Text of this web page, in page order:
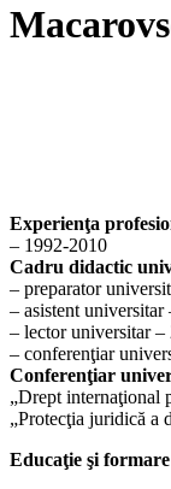
Experienţa
– 1992-2010
Cadru didactic
– preparator
– asistent
– lector universitar –
– conferenţiar
Conferenţiar
„Drept internaţional
„Protecţia juridică a
Educaţie şi formare